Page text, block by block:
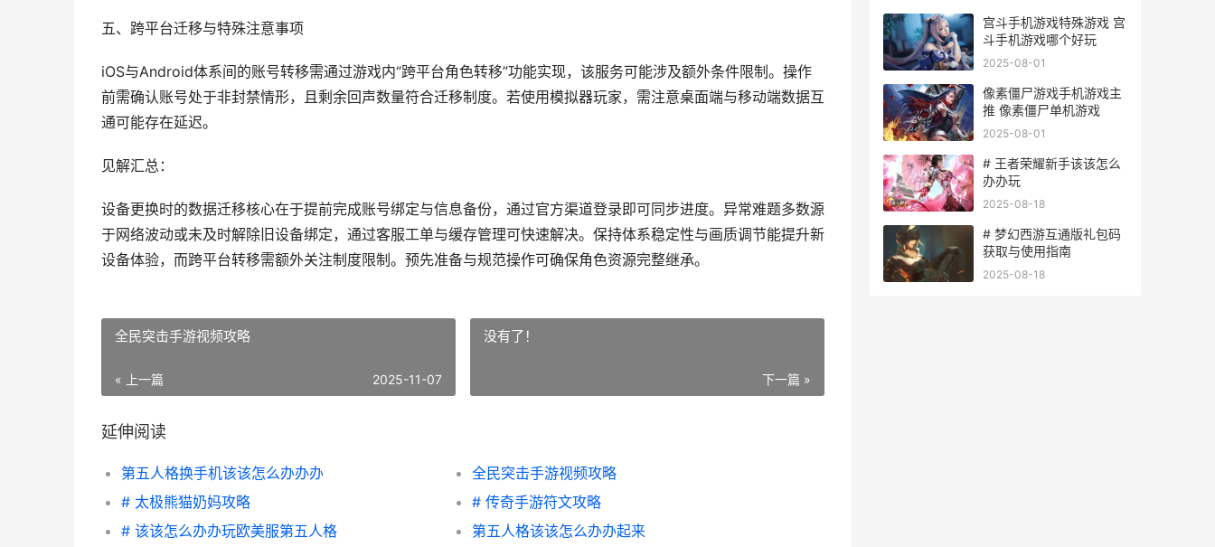
五、跨平台迁移与特殊注意事项
iOS与Android体系间的账号转移需通过游戏内“跨平台角色转移”功能实现，该服务可能涉及额外条件限制。操作
前需确认账号处于非封禁情形，且剩余回声数量符合迁移制度。若使用模拟器玩家，需注意桌面端与移动端数据互
通可能存在延迟。
见解汇总：
设备更换时的数据迁移核心在于提前完成账号绑定与信息备份，通过官方渠道登录即可同步进度。异常难题多数源
于网络波动或未及时解除旧设备绑定，通过客服工单与缓存管理可快速解决。保持体系稳定性与画质调节能提升新
设备体验，而跨平台转移需额外关注制度限制。预先准备与规范操作可确保角色资源完整继承。
全民突击手游视频攻略
« 上一篇 2025-11-07
没有了！
下一篇 »
延伸阅读
第五人格换手机该该怎么办办办
全民突击手游视频攻略
# 太极熊猫奶妈攻略
# 传奇手游符文攻略
# 该该怎么办办玩欧美服第五人格
第五人格该该怎么办办起来
宫斗手机游戏特殊游戏 宫
斗手机游戏哪个好玩
2025-08-01
像素僵尸游戏手机游戏主
推 像素僵尸单机游戏
2025-08-01
# 王者荣耀新手该该怎么
办办玩
2025-08-18
# 梦幻西游互通版礼包码
获取与使用指南
2025-08-18